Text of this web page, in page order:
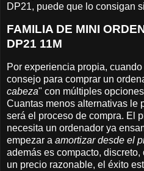
DP21, puede que lo consigan
FAMILIA DE MINI
DP21 11M
Por experiencia propia, cuando
consejo para comprar un
cabeza" con múltiples
Cuantas menos alternativas le
será el proceso de compra. El
necesita un ordenador ya
empezar a amortizar desde el
además es compacto,
un precio razonable, el éxito